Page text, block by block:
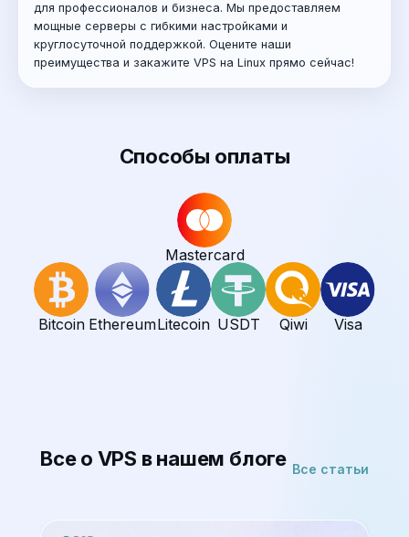
для профессионалов и бизнеса. Мы предоставляем
мощные серверы с гибкими настройками и
круглосуточной поддержкой. Оцените наши
преимущества и закажите VPS на Linux прямо сейчас!
Способы оплаты
Bitcoin EthereumLitecoin USDT Qiwi Visa
Mastercard
Все о VPS в нашем блоге Все статьи